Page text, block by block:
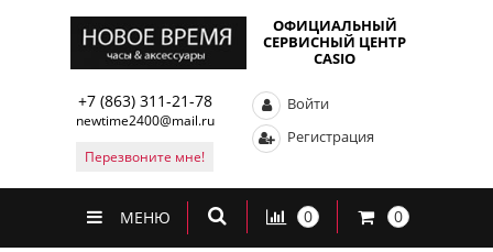
ОФИЦИАЛЬНЫЙ
СЕРВИСНЫЙ ЦЕНТР
CASIO
+7 (863) 311-21-78
newtime2400@mail.ru
Перезвоните мне!
Войти
Регистрация
МЕНЮ 0 0